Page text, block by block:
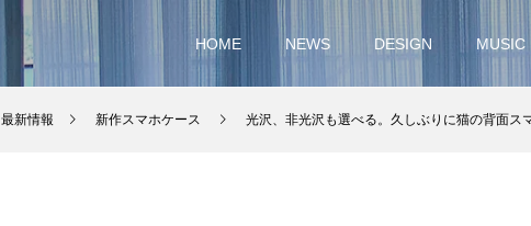
HOME NEWS DESIGN MUSIC
最新情報 新作スマホケース 光沢、非光沢も選べる。久しぶりに猫の背面ス